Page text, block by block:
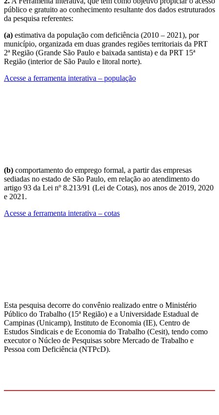
público e gratuito ao conhecimento resultante dos dados estruturados
da pesquisa referentes:
(a) estimativa da população com deficiência (2010 – 2021), por
município, organizada em duas grandes regiões territoriais da PRT
2ª Região (Grande São Paulo e baixada santista) e da PRT 15ª
Região (interior de São Paulo e litoral norte).
Acesse a ferramenta interativa – população
(b) comportamento do emprego formal, a partir das empresas
sediadas no estado de São Paulo, em relação ao atendimento do
artigo 93 da Lei nº 8.213/91 (Lei de Cotas), nos anos de 2019, 2020
e 2021.
Acesse a ferramenta interativa – cotas
Esta pesquisa decorre do convênio realizado entre o Ministério
Público do Trabalho (15ª Região) e a Universidade Estadual de
Campinas (Unicamp), Instituto de Economia (IE), Centro de
Estudos Sindicais e de Economia do Trabalho (Cesit), tendo como
executor o Núcleo de Pesquisas sobre Mercado de Trabalho e
Pessoa com Deficiência (NTPcD).